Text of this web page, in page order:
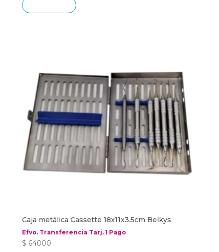
Caja metálica Cassette 18x11x3.5cm Belkys
Efvo. Transferencia Tarj. 1 Pago
$ 64000